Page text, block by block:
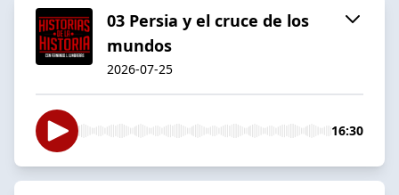
03 Persia y el cruce de los
mundos
2026-07-25
16:30